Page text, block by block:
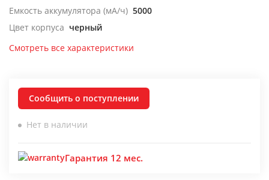
Емкость аккумулятора (мА/ч) 5000
Цвет корпуса черный
Смотреть все характеристики
Сообщить о поступлении
Нет в наличии
Гарантия 12 мес.